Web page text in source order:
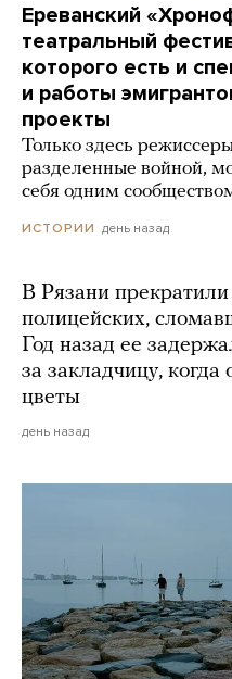
Ереванский
театральный
которого есть и
и работы
проекты
Только здесь
разделенные войной,
себя одним
ИСТОРИИ день назад
В Рязани
полицейских,
Год назад ее
за закладчицу,
цветы
день назад